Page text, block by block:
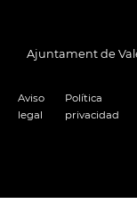
Ajuntament de
Aviso
legal
Política
privacidad